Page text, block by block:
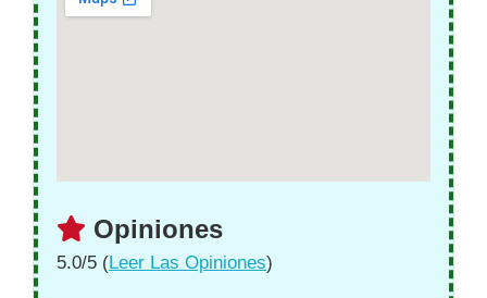
Opiniones
5.0/5 (Leer Las Opiniones)